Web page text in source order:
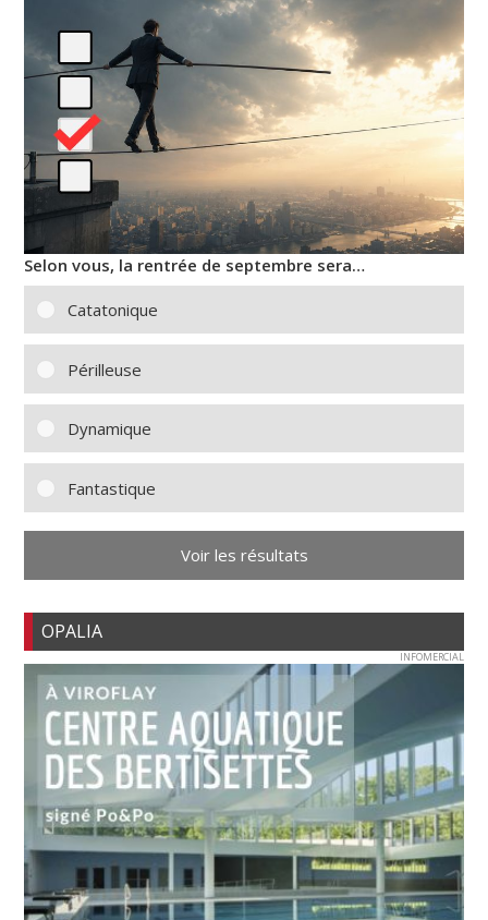
Selon vous, la rentrée de septembre sera…
Catatonique
Périlleuse
Dynamique
Fantastique
Voir les résultats
OPALIA
INFOMERCIAL